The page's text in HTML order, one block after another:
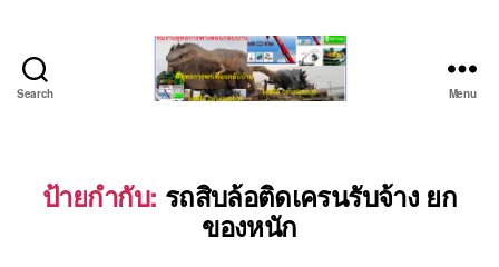
Search
ยก
ของ
หนัก
Menu
ป้ายกำกับ: รถสิบล้อติดเครนรับจ้าง ยก
ของหนัก